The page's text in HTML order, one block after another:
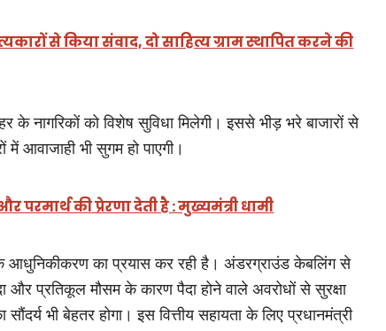
से किया संवाद, दो साहित्य ग्राम स्थापित करने की
नागरिकों को विशेष सुविधा मिलेगी। इससे भीड़ भरे बाजारों से
में आवाजाही भी सुगम हो पाएगी।
की प्रेरणा देती है : मुख्यमंत्री धामी
आधुनिकीकरण का प्रयास कर रही है। अंडरग्राउंड केबलिंग से
और प्रतिकूल मौसम के कारण पैदा होने वाले अवरोधों से सुरक्षा
भी बेहतर होगा। इस वित्तीय सहायता के लिए प्रधानमंत्री